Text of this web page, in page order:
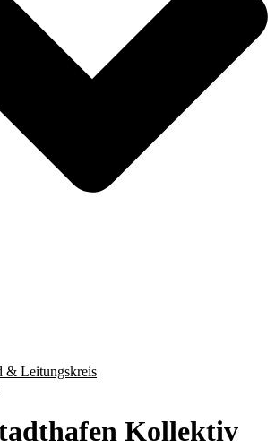
& Leitungskreis
Kollektiv